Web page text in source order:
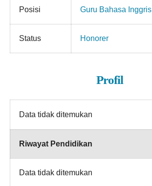
Posisi Guru Bahasa Inggris
Status Honorer
Profil
Data tidak ditemukan
Riwayat Pendidikan
Data tidak ditemukan